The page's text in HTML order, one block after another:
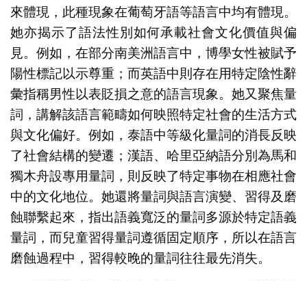
來體現，此種現象在葡萄牙語等語言中均有體現。
她亦揭示了語法性別如何承載社會文化價值與偏
見。例如，在部分南美洲語言中，博學女性被賦予
陽性標記以示尊重；而英語中則存在用特定陰性辭
彙指稱男性以表貶損之意的語言現象。她又聚焦量
詞，講解該語言範疇如何映照特定社會的生活方式
與文化偏好。例如，泰語中等級化量詞的消長反映
了社會結構的變遷；漢語、哈里亞納語分別為馬和
獨木舟設專用量詞，則反映了特定事物在相應社會
中的文化地位。她還將量詞與語言演變、習得及磨
蝕聯繫起來，指出語義寬泛的量詞多源於特定語義
量詞，而兒童習得量詞遵循固定順序，所以在語言
磨蝕過程中，習得較晚的量詞往往最先消失。